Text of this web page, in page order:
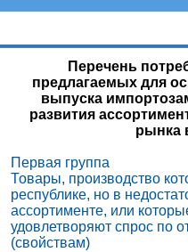
Перечень
предлагаемых для
выпуска
развития
рынка
Первая группа
Товары, производство
республике, но в
ассортименте, или
удовлетворяют спрос по
(свойствам)